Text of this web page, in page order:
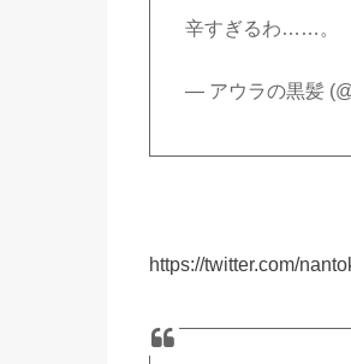
辛すぎるわ……。
— アウラの黒髪
https://twitter.com/